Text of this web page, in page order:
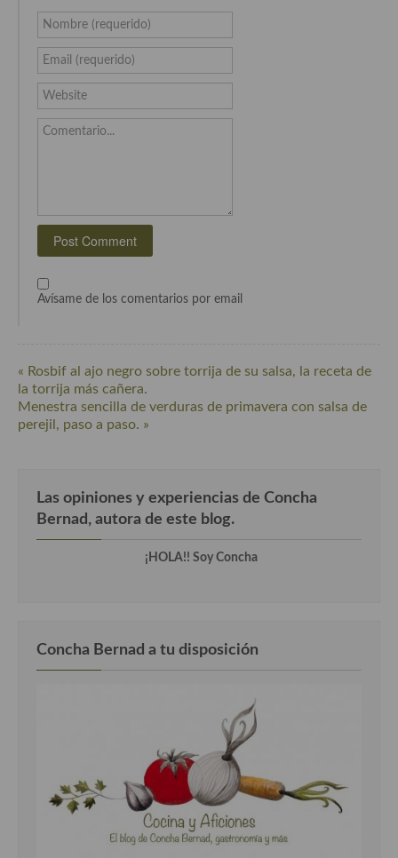
Cocina Hungara
Cocina Irlanda
Cocina Italiana
Cocina Luxemburgo
Cocina Rusa
Cocina Sueca
Cocina Suiza
Nombre (requerido)
Email (requerido)
Website
Comentario...
Avísame de los comentarios por email
« Rosbif al ajo negro sobre torrija de su salsa, la receta de
la torrija más cañera.
Menestra sencilla de verduras de primavera con salsa de
perejil, paso a paso. »
Las opiniones y experiencias de Concha
Bernad, autora de este blog.
¡HOLA!! Soy Concha
Concha Bernad a tu disposición